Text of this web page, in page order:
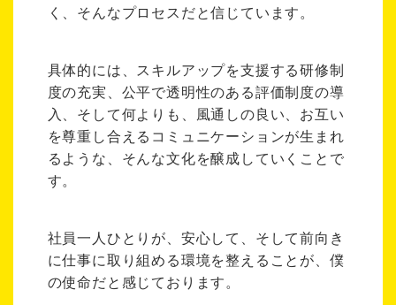
く、そんなプロセスだと信じています。
具体的には、スキルアップを支援する研修制
度の充実、公平で透明性のある評価制度の導
入、そして何よりも、風通しの良い、お互い
を尊重し合えるコミュニケーションが生まれ
るような、そんな文化を醸成していくことで
す。
社員一人ひとりが、安心して、そして前向き
に仕事に取り組める環境を整えることが、僕
の使命だと感じております。